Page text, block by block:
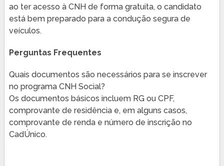
ao ter acesso à CNH de forma gratuita, o candidato
está bem preparado para a condução segura de
veículos.
Perguntas Frequentes
Quais documentos são necessários para se inscrever
no programa CNH Social?
Os documentos básicos incluem RG ou CPF,
comprovante de residência e, em alguns casos,
comprovante de renda e número de inscrição no
CadÚnico.